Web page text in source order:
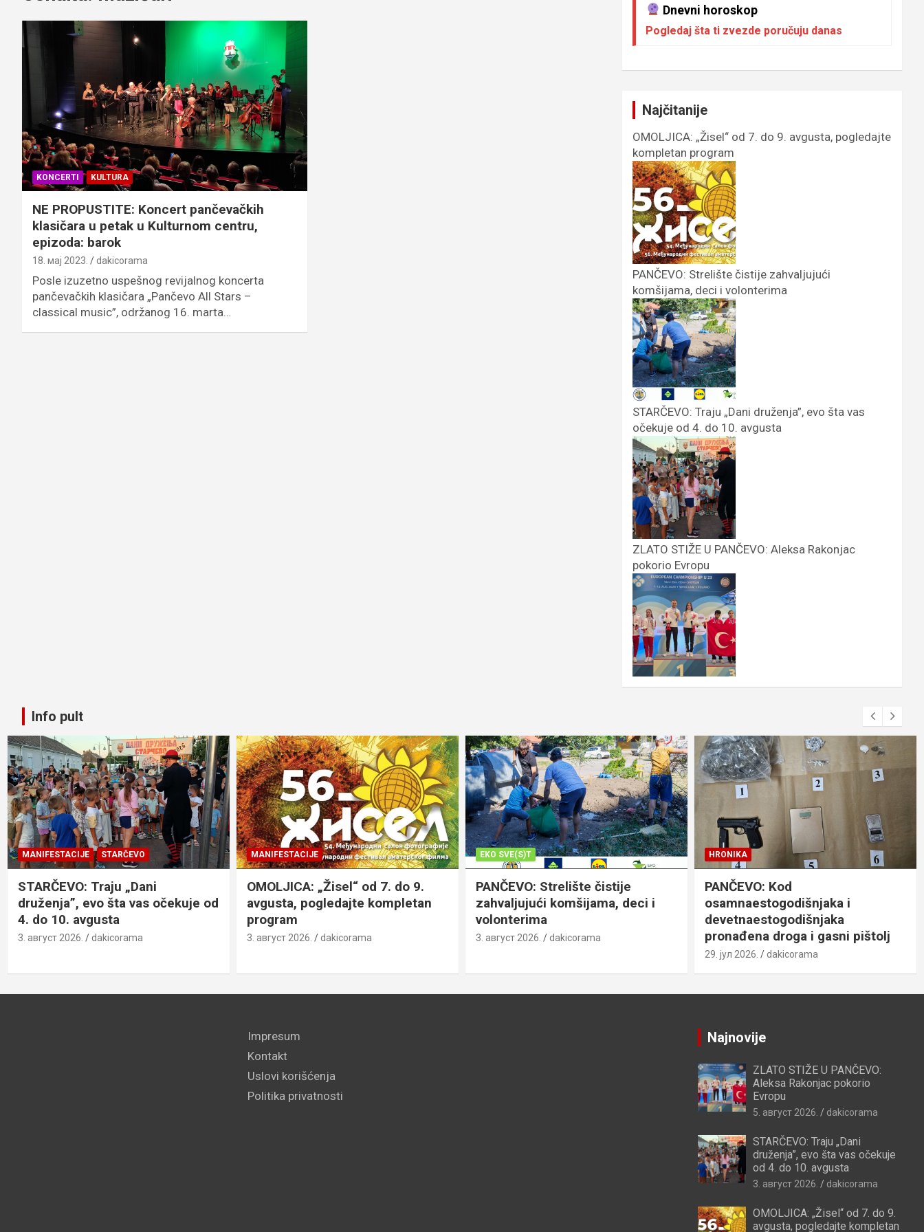
KONCERTI KULTURA
NE PROPUSTITE: Koncert pančevačkih
klasičara u petak u Kulturnom centru,
epizoda: barok
18. мај 2023. dakicorama
Posle izuzetno uspešnog revijalnog koncerta
pančevačkih klasičara „Pančevo All Stars –
classical music”, održanog 16. marta…
Dnevni horoskop
Pogledaj šta ti zvezde poručuju danas
Najčitanije
OMOLJICA: „Žisel“ od 7. do 9. avgusta, pogledajte
kompletan program
PANČEVO: Strelište čistije zahvaljujući
komšijama, deci i volonterima
STARČEVO: Traju „Dani druženja”, evo šta vas
očekuje od 4. do 10. avgusta
ZLATO STIŽE U PANČEVO: Aleksa Rakonjac
pokorio Evropu
Info pult
MANIFESTACIJE STARČEVO
STARČEVO: Traju „Dani
druženja”, evo šta vas očekuje od
4. do 10. avgusta
3. август 2026. dakicorama
MANIFESTACIJE
OMOLJICA: „Žisel“ od 7. do 9.
avgusta, pogledajte kompletan
program
3. август 2026. dakicorama
EKO SVE(S)T
PANČEVO: Strelište čistije
zahvaljujući komšijama, deci i
volonterima
3. август 2026. dakicorama
HRONIKA
PANČEVO: Kod
osamnaestogodišnjaka i
devetnaestogodišnjaka
pronađena droga i gasni pištolj
29. јул 2026. dakicorama
Impresum
Kontakt
Uslovi korišćenja
Politika privatnosti
Najnovije
ZLATO STIŽE U PANČEVO:
Aleksa Rakonjac pokorio
Evropu
5. август 2026. dakicorama
STARČEVO: Traju „Dani
druženja”, evo šta vas očekuje
od 4. do 10. avgusta
3. август 2026. dakicorama
OMOLJICA: „Žisel“ od 7. do 9.
avgusta, pogledajte kompletan